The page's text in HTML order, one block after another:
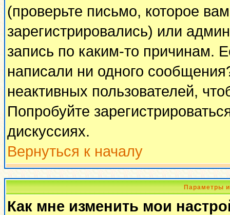
(проверьте письмо, которое
зарегистрировались) или
запись по каким-то причинам.
написали ни одного
неактивных пользователей,
Попробуйте
дискуссиях.
Вернуться к началу
Параметры
Как мне изменить мои